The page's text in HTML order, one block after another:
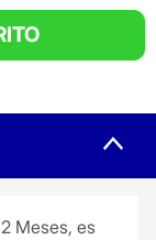
Meses, es